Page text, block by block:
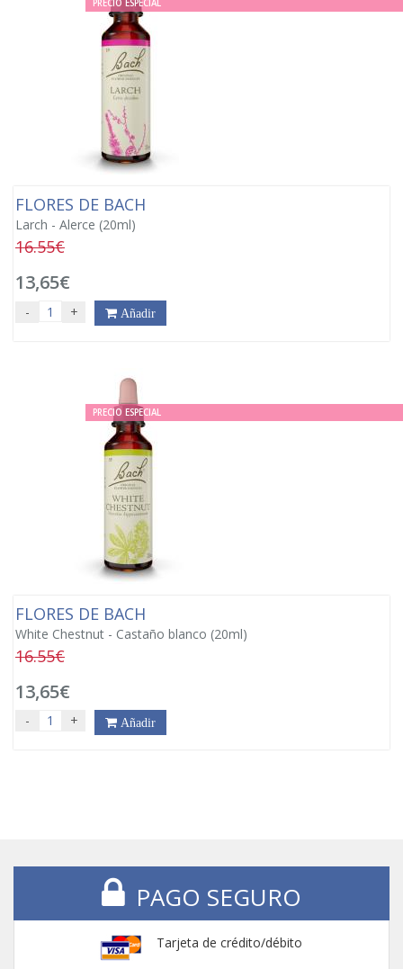
PRECIO ESPECIAL
FLORES DE BACH
Larch - Alerce (20ml)
16.55€
13,65€
- + Añadir
PRECIO ESPECIAL
FLORES DE BACH
White Chestnut - Castaño blanco (20ml)
16.55€
13,65€
- + Añadir
PAGO SEGURO
Tarjeta de crédito/débito